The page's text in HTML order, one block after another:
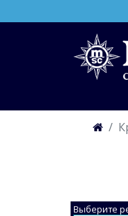
Выберите